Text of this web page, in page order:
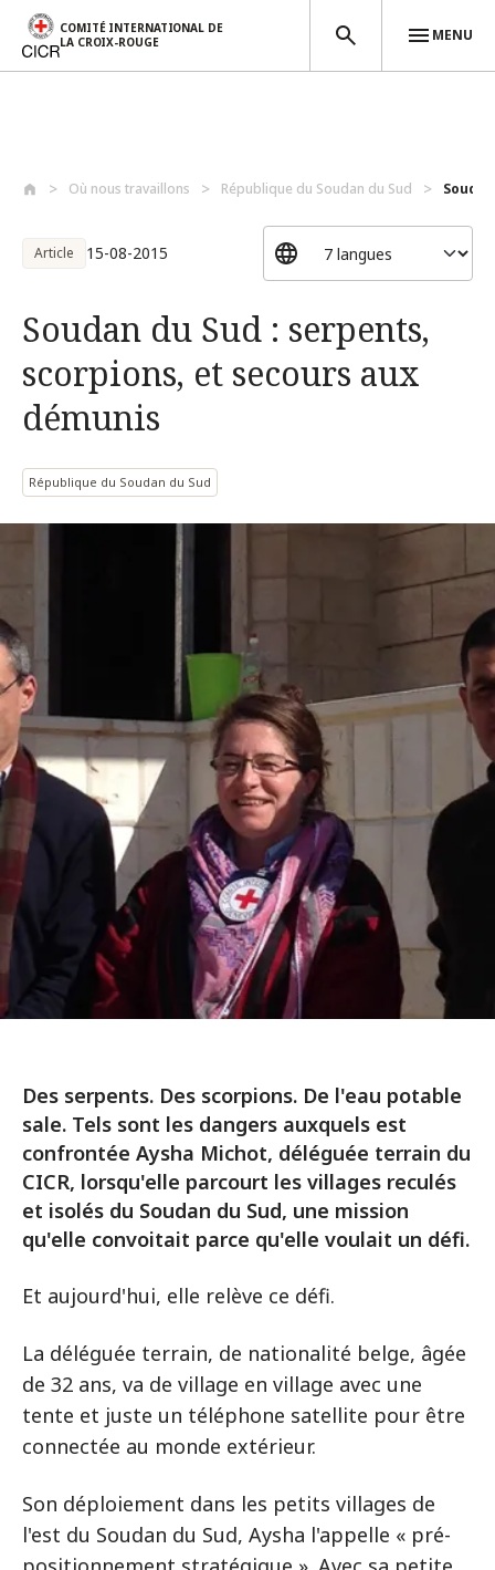
COMITÉ INTERNATIONAL DE
LA CROIX-ROUGE
MENU
Où nous travaillons République du Soudan du Sud
Article 15-08-2015
Soudan du Sud : serpents,
scorpions, et secours aux
démunis
République du Soudan du Sud
Des serpents. Des scorpions. De l'eau potable
sale. Tels sont les dangers auxquels est
confrontée Aysha Michot, déléguée terrain du
CICR, lorsqu'elle parcourt les villages reculés
et isolés du Soudan du Sud, une mission
qu'elle convoitait parce qu'elle voulait un défi.
Et aujourd'hui, elle relève ce défi.
La déléguée terrain, de nationalité belge, âgée
de 32 ans, va de village en village avec une
tente et juste un téléphone satellite pour être
connectée au monde extérieur.
Son déploiement dans les petits villages de
l'est du Soudan du Sud, Aysha l'appelle « pré-